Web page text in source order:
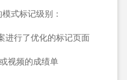
式标记级别：
进行了优化的标记页面
视频的成绩单